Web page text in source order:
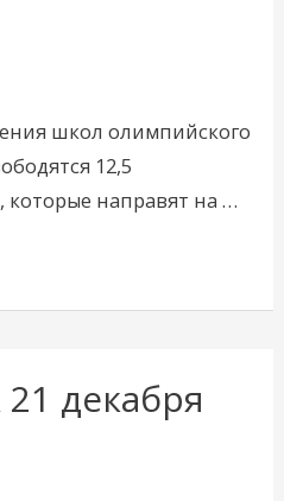
школ олимпийского
12,5
направят на …
декабря